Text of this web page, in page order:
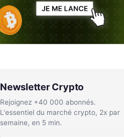
Newsletter Crypto
Rejoignez +40 000 abonnés.
L'essentiel du marché crypto, 2x par
semaine, en 5 min.